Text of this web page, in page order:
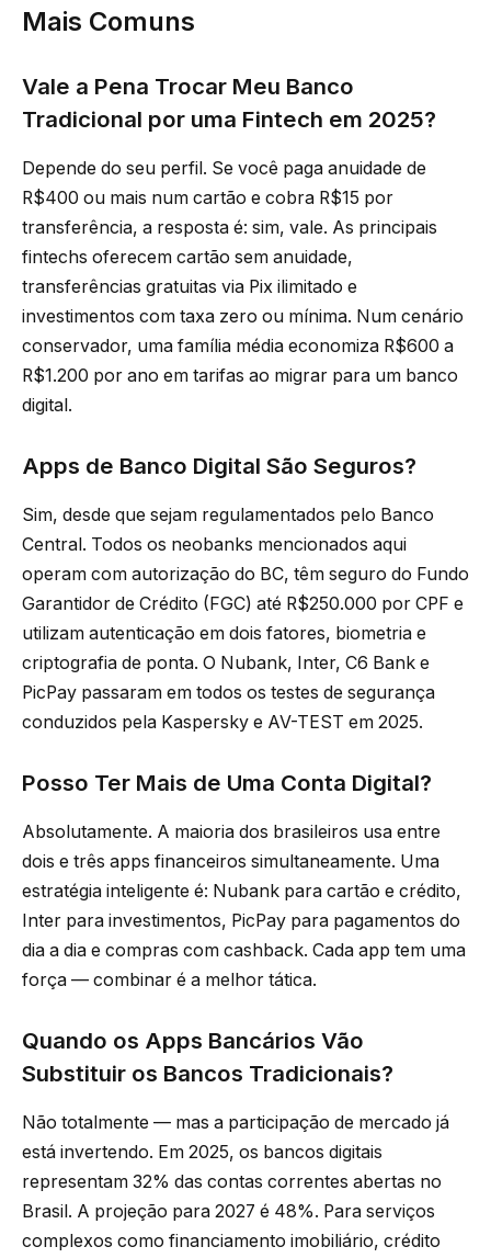
Mais Comuns
Vale a Pena Trocar Meu Banco
Tradicional por uma Fintech em 2025?
Depende do seu perfil. Se você paga anuidade de
R$400 ou mais num cartão e cobra R$15 por
transferência, a resposta é: sim, vale. As principais
fintechs oferecem cartão sem anuidade,
transferências gratuitas via Pix ilimitado e
investimentos com taxa zero ou mínima. Num cenário
conservador, uma família média economiza R$600 a
R$1.200 por ano em tarifas ao migrar para um banco
digital.
Apps de Banco Digital São Seguros?
Sim, desde que sejam regulamentados pelo Banco
Central. Todos os neobanks mencionados aqui
operam com autorização do BC, têm seguro do Fundo
Garantidor de Crédito (FGC) até R$250.000 por CPF e
utilizam autenticação em dois fatores, biometria e
criptografia de ponta. O Nubank, Inter, C6 Bank e
PicPay passaram em todos os testes de segurança
conduzidos pela Kaspersky e AV-TEST em 2025.
Posso Ter Mais de Uma Conta Digital?
Absolutamente. A maioria dos brasileiros usa entre
dois e três apps financeiros simultaneamente. Uma
estratégia inteligente é: Nubank para cartão e crédito,
Inter para investimentos, PicPay para pagamentos do
dia a dia e compras com cashback. Cada app tem uma
força — combinar é a melhor tática.
Quando os Apps Bancários Vão
Substituir os Bancos Tradicionais?
Não totalmente — mas a participação de mercado já
está invertendo. Em 2025, os bancos digitais
representam 32% das contas correntes abertas no
Brasil. A projeção para 2027 é 48%. Para serviços
complexos como financiamento imobiliário, crédito